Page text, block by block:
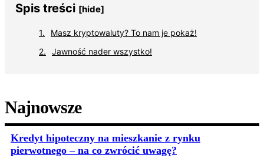
Spis treści [hide]
Masz kryptowaluty? To nam je pokaż!
Jawność nader wszystko!
Najnowsze
Kredyt hipoteczny na mieszkanie z rynku
pierwotnego – na co zwrócić uwagę?